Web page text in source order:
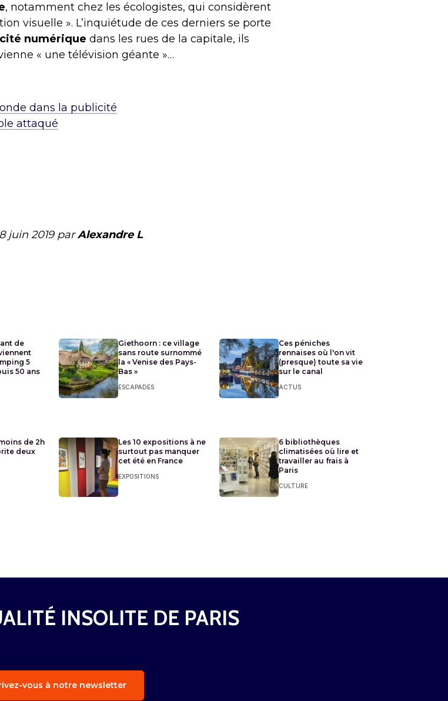
, notamment chez les écologistes, qui considèrent
visuelle ». L’inquiétude de ces derniers se porte
numérique dans les rues de la capitale, ils
« une télévision géante »…
dans la publicité
attaqué
juin 2019 parAlexandre L
de
5
50 ans
Giethoorn : ce village
sans route surnommé
la « Venise des Pays-
Bas »
ESCAPADES
Ces péniches
rennaises où l'on vit
(presque) toute sa vie
sur le canal
ACTUS
de 2h
deux
Les 10 expositions à ne
surtout pas manquer
cet été en France
EXPOSITIONS
6 bibliothèques
climatisées où lire et
travailler au frais à
Paris
CULTURE
INSOLITE DE PARIS
vous à notre newsletter